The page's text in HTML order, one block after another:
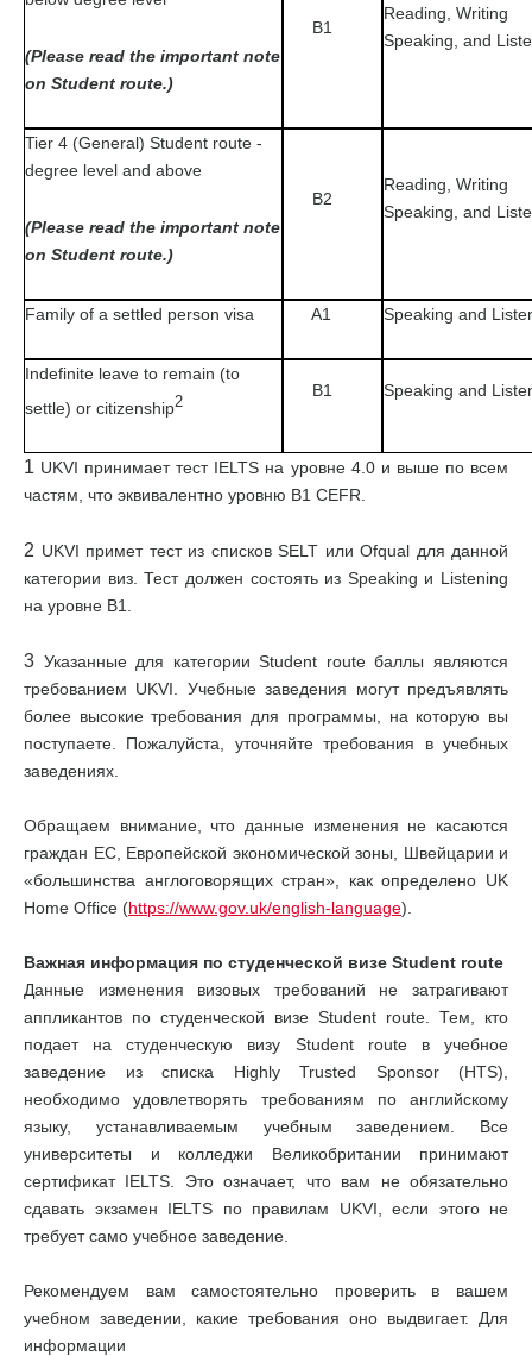
(Please read the important note
on Student route.)
B1
Reading, Writing
Speaking, and
Tier 4 (General) Student route -
degree level and above
(Please read the important note
on Student route.)
B2
Reading, Writing
Speaking, and
Family of a settled person visa A1 Speaking and
Indefinite leave to remain (to
settle) or citizenship2
B1 Speaking and
1 UKVI принимает тест IELTS на уровне 4.0 и выше по всем
частям, что эквивалентно уровню В1 CEFR.
2 UKVI примет тест из списков SELT или Ofqual для данной
категории виз. Тест должен состоять из Speaking и Listening
на уровне В1.
3 Указанные для категории Student route баллы являются
требованием UKVI. Учебные заведения могут предъявлять
более высокие требования для программы, на которую вы
поступаете. Пожалуйста, уточняйте требования в учебных
заведениях.
Обращаем внимание, что данные изменения не касаются
граждан ЕС, Европейской экономической зоны, Швейцарии и
«большинства англоговорящих стран», как определено UK
Home Office (https://www.gov.uk/english-language).
Важная информация по студенческой визе Student route
Данные изменения визовых требований не затрагивают
аппликантов по студенческой визе Student route. Тем, кто
подает на студенческую визу Student route в учебное
заведение из списка Highly Trusted Sponsor (HTS),
необходимо удовлетворять требованиям по английскому
языку, устанавливаемым учебным заведением. Все
университеты и колледжи Великобритании принимают
сертификат IELTS. Это означает, что вам не обязательно
сдавать экзамен IELTS по правилам UKVI, если этого не
требует само учебное заведение.
Рекомендуем вам самостоятельно проверить в вашем
учебном заведении, какие требования оно выдвигает. Для
информации